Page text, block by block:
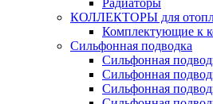
Радиаторы
КОЛЛЕКТОРЫ для
Комплектующие к
Сильфонная подводка
Сильфонная
Сильфонная
Сильфонная